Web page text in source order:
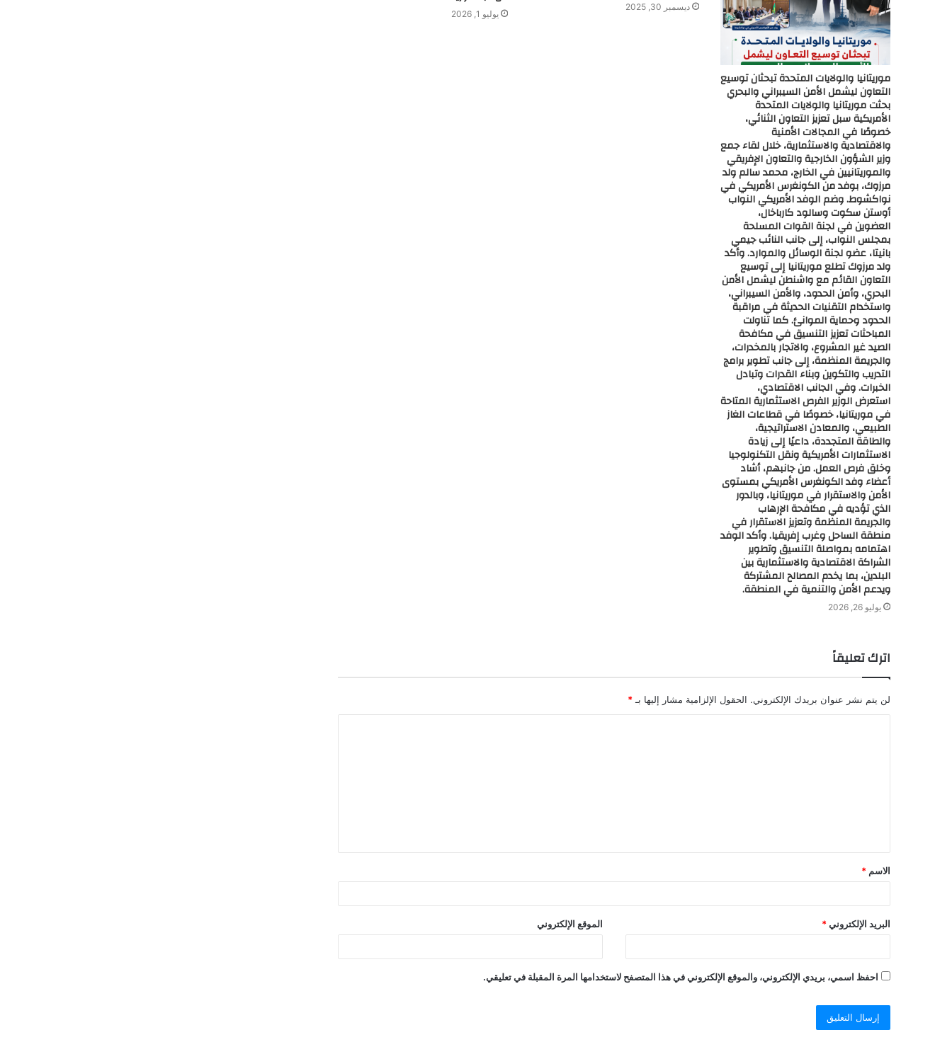
موريتانيا والولايات المتحدة تبحثان توسيع
التعاون ليشمل الأمن السيبراني والبحري
بحثت موريتانيا والولايات المتحدة
الأمريكية سبل تعزيز التعاون الثنائي،
خصوصًا في المجالات الأمنية
والاقتصادية والاستثمارية، خلال لقاء جمع
وزير الشؤون الخارجية والتعاون الإفريقي
والموريتانيين في الخارج، محمد سالم ولد
مرزوك، بوفد من الكونغرس الأمريكي في
نواكشوط. وضم الوفد الأمريكي النواب
أوستن سكوت وسالود كارباخال،
العضوين في لجنة القوات المسلحة
بمجلس النواب، إلى جانب النائب جيمي
بانيتا، عضو لجنة الوسائل والموارد. وأكد
ولد مرزوك تطلع موريتانيا إلى توسيع
التعاون القائم مع واشنطن ليشمل الأمن
البحري، وأمن الحدود، والأمن السيبراني،
واستخدام التقنيات الحديثة في مراقبة
الحدود وحماية الموانئ. كما تناولت
المباحثات تعزيز التنسيق في مكافحة
الصيد غير المشروع، والاتجار بالمخدرات،
والجريمة المنظمة، إلى جانب تطوير برامج
التدريب والتكوين وبناء القدرات وتبادل
الخبرات. وفي الجانب الاقتصادي،
استعرض الوزير الفرص الاستثمارية المتاحة
في موريتانيا، خصوصًا في قطاعات الغاز
الطبيعي، والمعادن الاستراتيجية،
والطاقة المتجددة، داعيًا إلى زيادة
الاستثمارات الأمريكية ونقل التكنولوجيا
وخلق فرص العمل. من جانبهم، أشاد
أعضاء وفد الكونغرس الأمريكي بمستوى
الأمن والاستقرار في موريتانيا، وبالدور
الذي تؤديه في مكافحة الإرهاب
والجريمة المنظمة وتعزيز الاستقرار في
منطقة الساحل وغرب إفريقيا. وأكد الوفد
اهتمامه بمواصلة التنسيق وتطوير
الشراكة الاقتصادية والاستثمارية بين
البلدين، بما يخدم المصالح المشتركة
ويدعم الأمن والتنمية في المنطقة.
يوليو 26, 2026
ديسمبر 30, 2025
يوليو 1, 2026
اترك تعليقاً
لن يتم نشر عنوان بريدك الإلكتروني. الحقول الإلزامية مشار إليها بـ *
ق
*
الاسم *
البريد الإلكتروني * الموقع الإلكتروني
احفظ اسمي، بريدي الإلكتروني، والموقع الإلكتروني في هذا المتصفح لاستخدامها المرة المقبلة في تعليقي.